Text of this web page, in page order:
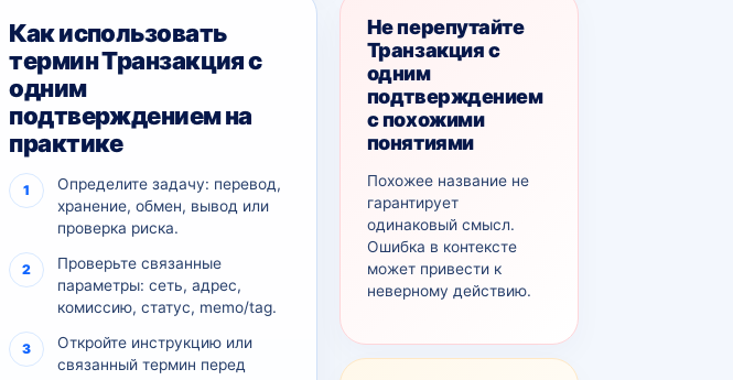
Как использовать
термин Транзакция с
одним
подтверждением на
практике
Определите задачу: перевод,
хранение, обмен, вывод или
проверка риска.
Проверьте связанные
параметры: сеть, адрес,
комиссию, статус, memo/tag.
Откройте инструкцию или
связанный термин перед
Не перепутайте
Транзакция с
одним
подтверждением
с похожими
понятиями
Похожее название не
гарантирует
одинаковый смысл.
Ошибка в контексте
может привести к
неверному действию.